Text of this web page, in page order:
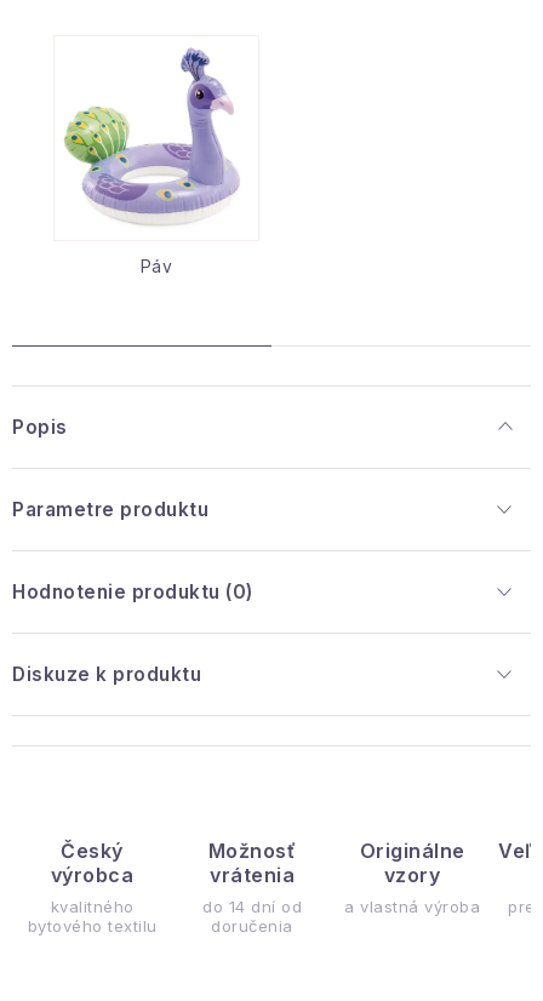
Páv
Český
výrobca
kvalitného
bytového textilu
Možnosť
vrátenia
do 14 dní od
doručenia
Originálne
vzory
a vlastná výroba pre
Popis
Parametre produktu
Hodnotenie produktu (0)
Diskuze k produktu